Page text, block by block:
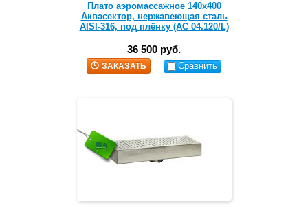
Плато аэромассажное 140х400
Аквасектор, нержавеющая сталь
AISI-316, под плёнку (АС 04.120/L)
36 500 руб.
ЗАКАЗАТЬ Сравнить